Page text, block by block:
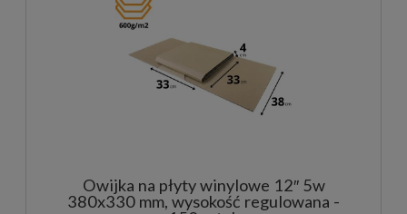
Owijka na płyty winylowe 12″ 5w
380x330 mm, wysokość regulowana -